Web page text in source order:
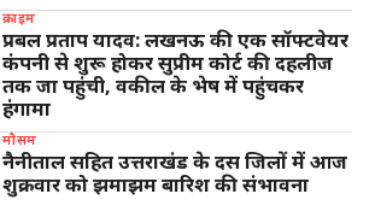
क्राइम
प्रबल प्रताप यादव: लखनऊ की एक सॉफ्टवेयर
कंपनी से शुरू होकर सुप्रीम कोर्ट की दहलीज
तक जा पहुंची, वकील के भेष में पहुंचकर
हंगामा
मौसम
नैनीताल सहित उत्तराखंड के दस जिलों में आज
शुक्रवार को झमाझम बारिश की संभावना